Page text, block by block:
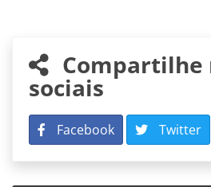
Compartilhe
sociais
Facebook Twitter